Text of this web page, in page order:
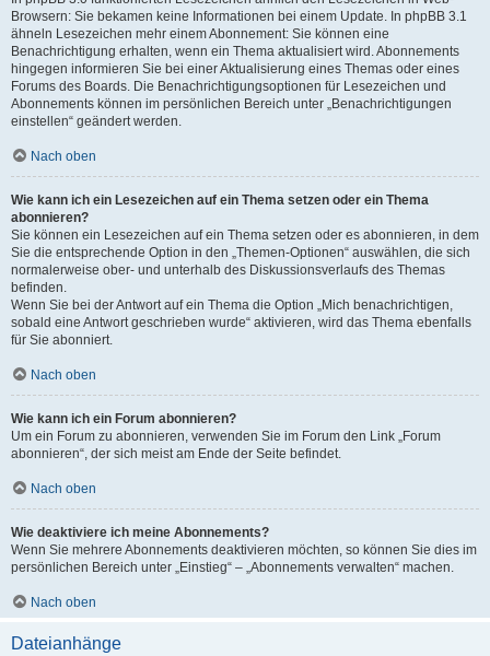
Browsern: Sie bekamen keine Informationen bei einem Update. In phpBB 3.1
ähneln Lesezeichen mehr einem Abonnement: Sie können eine
Benachrichtigung erhalten, wenn ein Thema aktualisiert wird. Abonnements
hingegen informieren Sie bei einer Aktualisierung eines Themas oder eines
Forums des Boards. Die Benachrichtigungsoptionen für Lesezeichen und
Abonnements können im persönlichen Bereich unter „Benachrichtigungen
einstellen“ geändert werden.
Nach oben
Wie kann ich ein Lesezeichen auf ein Thema setzen oder ein Thema
abonnieren?
Sie können ein Lesezeichen auf ein Thema setzen oder es abonnieren, in dem
Sie die entsprechende Option in den „Themen-Optionen“ auswählen, die sich
normalerweise ober- und unterhalb des Diskussionsverlaufs des Themas
befinden.
Wenn Sie bei der Antwort auf ein Thema die Option „Mich benachrichtigen,
sobald eine Antwort geschrieben wurde“ aktivieren, wird das Thema ebenfalls
für Sie abonniert.
Nach oben
Wie kann ich ein Forum abonnieren?
Um ein Forum zu abonnieren, verwenden Sie im Forum den Link „Forum
abonnieren“, der sich meist am Ende der Seite befindet.
Nach oben
Wie deaktiviere ich meine Abonnements?
Wenn Sie mehrere Abonnements deaktivieren möchten, so können Sie dies im
persönlichen Bereich unter „Einstieg“ – „Abonnements verwalten“ machen.
Nach oben
Dateianhänge